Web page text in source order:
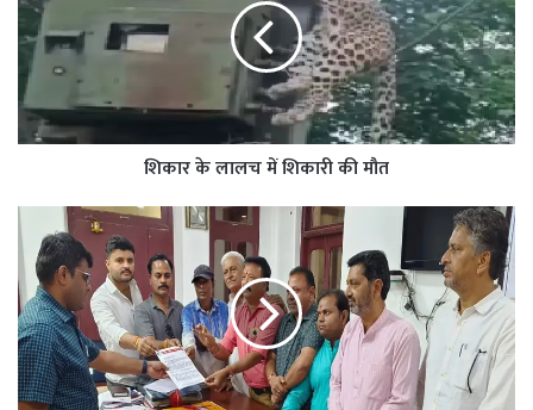
शिकार के लालच में शिकारी की मौत